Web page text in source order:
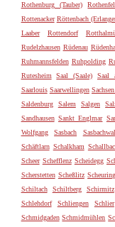
Rothenburg (Tauber)
Rottenacker Röttenbach
Laaber
Rottendorf
Rudelzhausen Rüdenau
Ruhmannsfelden Ruhpolding
Rutesheim
Saal (Saale) Saal
Saarlouis Saarwellingen
Saldenburg
Salem Salgen
Sandhausen Sankt Englmar
Wolfgang
Sasbach
Schäftlarn Schalkham
Scheer Schefflenz Scheidegg
Scherstetten Scheßlitz Scheuring
Schiltach
Schiltberg Schirmitz
Schlehdorf
Schliengen Schlier
Schmidgaden Schmidmühlen